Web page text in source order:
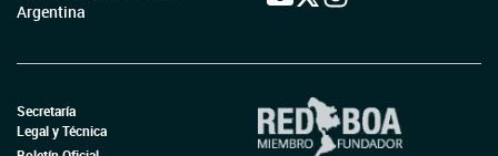
Argentina
Secretaría
Legal y Técnica